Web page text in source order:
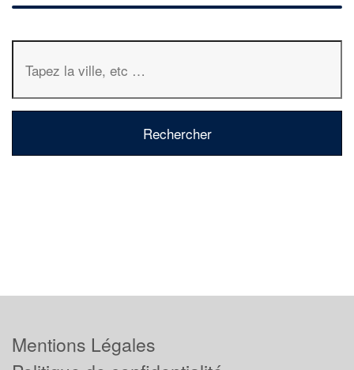
Mentions Légales